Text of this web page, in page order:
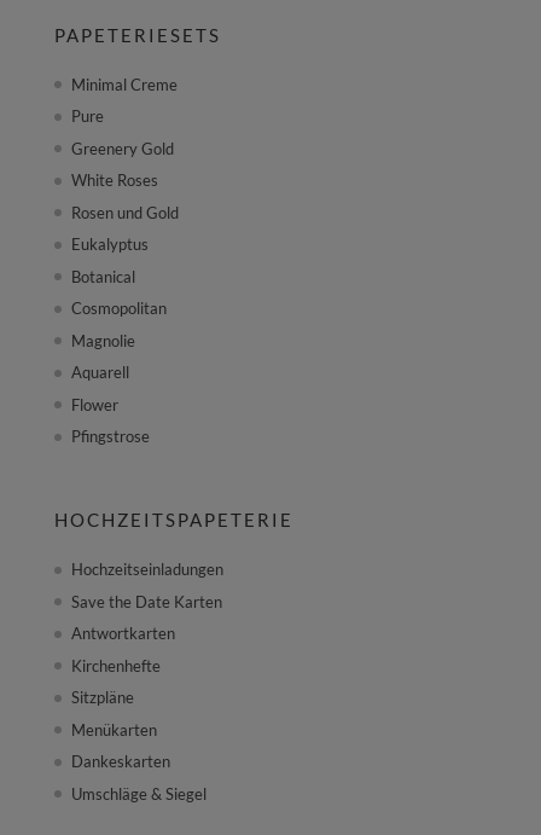
PAPETERIESETS
Minimal Creme
Pure
Greenery Gold
White Roses
Rosen und Gold
Eukalyptus
Botanical
Cosmopolitan
Magnolie
Aquarell
Flower
Pfingstrose
HOCHZEITSPAPETERIE
Hochzeitseinladungen
Save the Date Karten
Antwortkarten
Kirchenhefte
Sitzpläne
Menükarten
Dankeskarten
Umschläge & Siegel